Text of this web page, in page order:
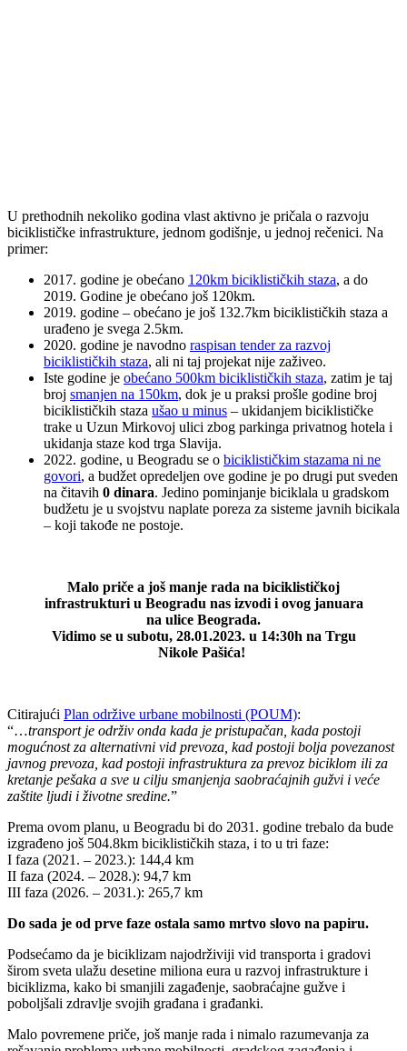
U prethodnih nekoliko godina vlast aktivno je pričala o razvoju
biciklističke infrastrukture, jednom godišnje, u jednoj rečenici. Na
primer:
2017. godine je obećano 120km biciklističkih staza, a do
2019. Godine je obećano još 120km.
2019. godine – obećano je još 132.7km biciklističkih staza a
urađeno je svega 2.5km.
2020. godine je navodno raspisan tender za razvoj
biciklističkih staza, ali ni taj projekat nije zaživeo.
Iste godine je obećano 500km biciklističkih staza, zatim je taj
broj smanjen na 150km, dok je u praksi prošle godine broj
biciklističkih staza ušao u minus – ukidanjem biciklističke
trake u Uzun Mirkovoj ulici zbog parkinga privatnog hotela i
ukidanja staze kod trga Slavija.
2022. godine, u Beogradu se o biciklističkim stazama ni ne
govori, a budžet opredeljen ove godine je po drugi put sveden
na čitavih 0 dinara. Jedino pominjanje biciklala u gradskom
budžetu je u svojstvu naplate poreza za sisteme javnih bicikala
– koji takođe ne postoje.
Malo priče a još manje rada na biciklističkoj
infrastrukturi u Beogradu nas izvodi i ovog januara
na ulice Beograda.
Vidimo se u subotu, 28.01.2023. u 14:30h na Trgu
Nikole Pašića!
Citirajući Plan održive urbane mobilnosti (POUM):
“…transport je održiv onda kada je pristupačan, kada postoji
mogućnost za alternativni vid prevoza, kad postoji bolja povezanost
javnog prevoza, kad postoji infrastruktura za prevoz biciklom ili za
kretanje pešaka a sve u cilju smanjenja saobraćajnih gužvi i veće
zaštite ljudi i životne sredine.”
Prema ovom planu, u Beogradu bi do 2031. godine trebalo da bude
izgrađeno još 504.8km biciklističkih staza, i to u tri faze:
I faza (2021. – 2023.): 144,4 km
II faza (2024. – 2028.): 94,7 km
III faza (2026. – 2031.): 265,7 km
Do sada je od prve faze ostala samo mrtvo slovo na papiru.
Podsećamo da je biciklizam najodrživiji vid transporta i gradovi
širom sveta ulažu desetine miliona eura u razvoj infrastrukture i
biciklizma, kako bi smanjili zagađenje, saobraćajne gužve i
poboljšali zdravlje svojih građana i građanki.
Malo povremene priče, još manje rada i nimalo razumevanja za